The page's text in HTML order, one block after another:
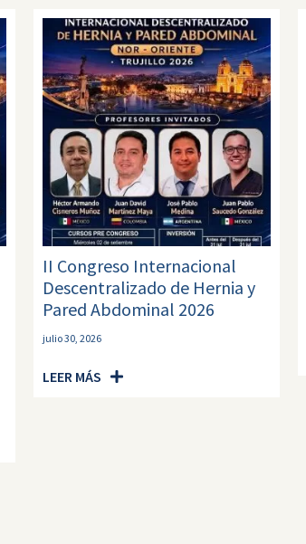
II Congreso Internacional
Descentralizado de Hernia y
Pared Abdominal 2026
julio 30, 2026
LEER MÁS